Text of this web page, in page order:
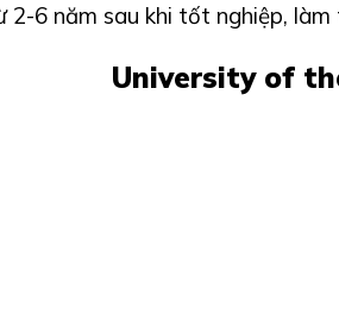
6 năm sau khi tốt nghiệp,
University of